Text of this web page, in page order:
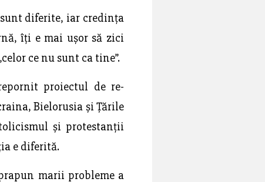
sunt diferite, iar credința
îți e mai ușor să zici
ce nu sunt ca tine”.
proiectul de re-
Bielorusia și Țările
și protestanții
e diferită.
marii probleme a